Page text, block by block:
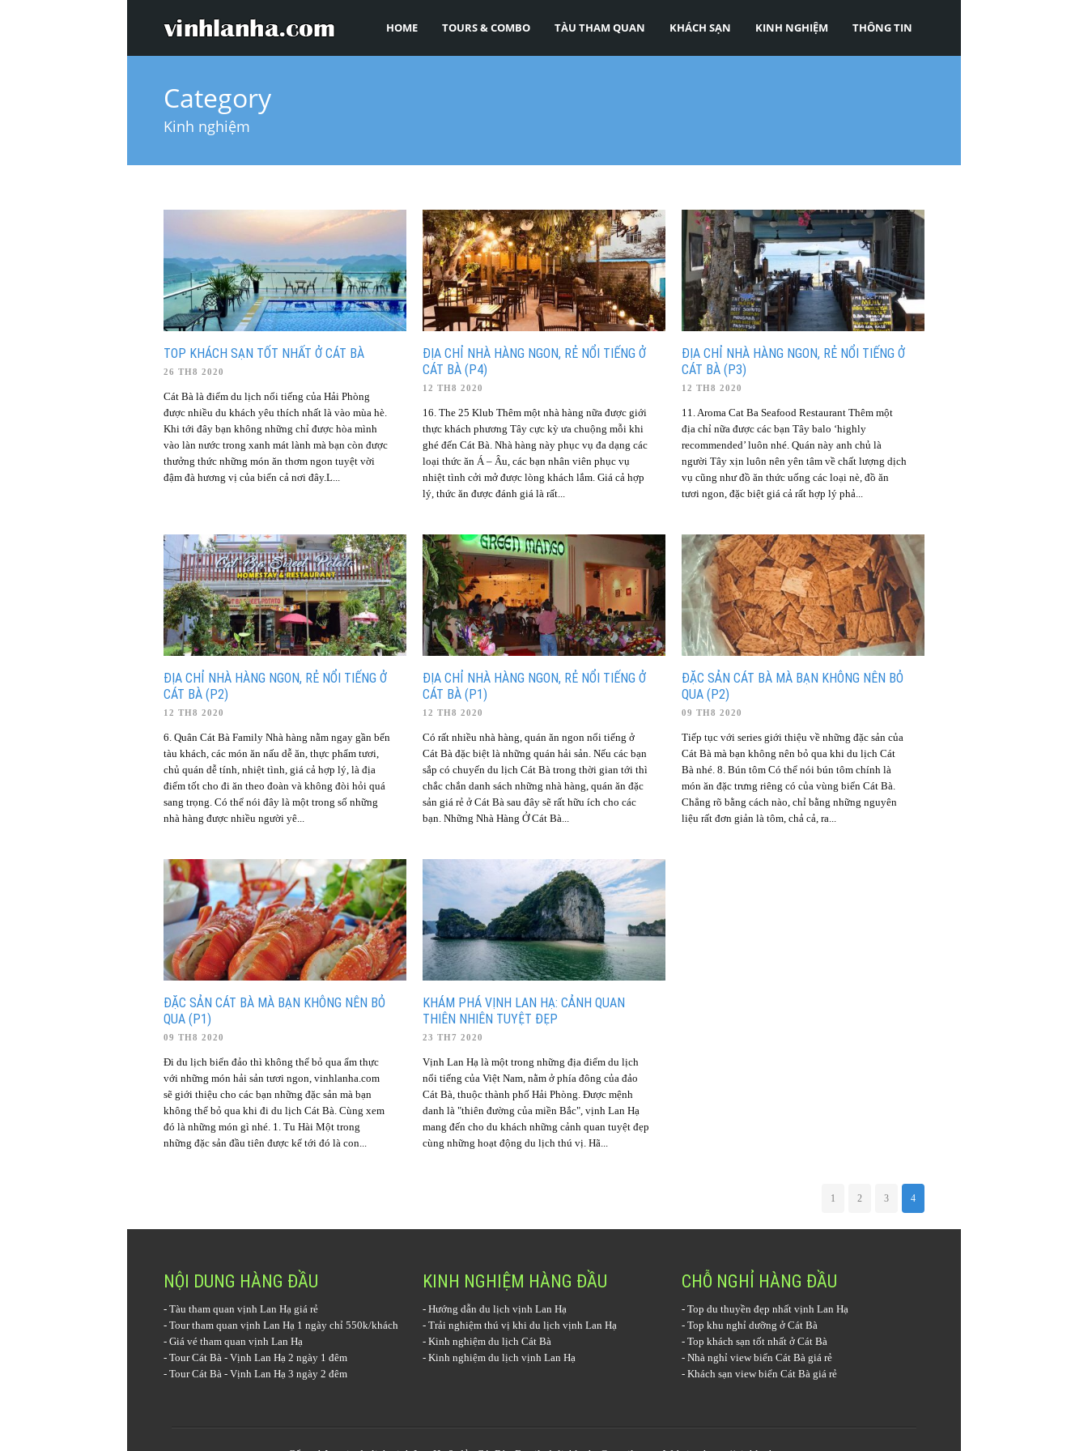
HOME TOURS & COMBO TÀU THAM QUAN KHÁCH SẠN KINH NGHIỆM THÔNG TIN
Category
Kinh nghiệm
TOP KHÁCH SẠN TỐT NHẤT Ở CÁT BÀ
26 TH8 2020
Cát Bà là điểm du lịch nổi tiếng của Hải Phòng
được nhiều du khách yêu thích nhất là vào mùa hè.
Khi tới đây bạn không những chỉ được hòa mình
vào làn nước trong xanh mát lành mà bạn còn được
thưởng thức những món ăn thơm ngon tuyệt vời
đậm đà hương vị của biển cả nơi đây.L...
ĐỊA CHỈ NHÀ HÀNG NGON, RẺ NỔI TIẾNG Ở
CÁT BÀ (P4)
12 TH8 2020
16. The 25 Klub Thêm một nhà hàng nữa được giới
thực khách phương Tây cực kỳ ưa chuộng mỗi khi
ghé đến Cát Bà. Nhà hàng này phục vụ đa dạng các
loại thức ăn Á – Âu, các bạn nhân viên phục vụ
nhiệt tình cởi mở được lòng khách lắm. Giá cả hợp
lý, thức ăn được đánh giá là rất...
ĐỊA CHỈ NHÀ HÀNG NGON, RẺ NỔI TIẾNG Ở
CÁT BÀ (P3)
12 TH8 2020
11. Aroma Cat Ba Seafood Restaurant Thêm một
địa chỉ nữa được các bạn Tây balo ‘highly
recommended’ luôn nhé. Quán này anh chủ là
người Tây xịn luôn nên yên tâm về chất lượng dịch
vụ cũng như đồ ăn thức uống các loại nè, đồ ăn
tươi ngon, đặc biệt giá cả rất hợp lý phả...
ĐỊA CHỈ NHÀ HÀNG NGON, RẺ NỔI TIẾNG Ở
CÁT BÀ (P2)
12 TH8 2020
6. Quân Cát Bà Family Nhà hàng nằm ngay gần bến
tàu khách, các món ăn nấu dễ ăn, thực phẩm tươi,
chủ quán dễ tính, nhiệt tình, giá cả hợp lý, là địa
điểm tốt cho đi ăn theo đoàn và không đòi hỏi quá
sang trọng. Có thể nói đây là một trong số những
nhà hàng được nhiều người yê...
ĐỊA CHỈ NHÀ HÀNG NGON, RẺ NỔI TIẾNG Ở
CÁT BÀ (P1)
12 TH8 2020
Có rất nhiều nhà hàng, quán ăn ngon nổi tiếng ở
Cát Bà đặc biệt là những quán hải sản. Nếu các bạn
sắp có chuyến du lịch Cát Bà trong thời gian tới thì
chắc chắn danh sách những nhà hàng, quán ăn đặc
sản giá rẻ ở Cát Bà sau đây sẽ rất hữu ích cho các
bạn. Những Nhà Hàng Ở Cát Bà...
ĐẶC SẢN CÁT BÀ MÀ BẠN KHÔNG NÊN BỎ
QUA (P2)
09 TH8 2020
Tiếp tục với series giới thiệu về những đặc sản của
Cát Bà mà bạn không nên bỏ qua khi du lịch Cát
Bà nhé. 8. Bún tôm Có thể nói bún tôm chính là
món ăn đặc trưng riêng có của vùng biển Cát Bà.
Chẳng rõ bằng cách nào, chỉ bằng những nguyên
liệu rất đơn giản là tôm, chả cả, ra...
ĐẶC SẢN CÁT BÀ MÀ BẠN KHÔNG NÊN BỎ
QUA (P1)
09 TH8 2020
Đi du lịch biển đảo thì không thể bỏ qua ẩm thực
với những món hải sản tươi ngon, vinhlanha.com
sẽ giới thiệu cho các bạn những đặc sản mà bạn
không thể bỏ qua khi đi du lịch Cát Bà. Cùng xem
đó là những món gì nhé. 1. Tu Hài Một trong
những đặc sản đầu tiên được kể tới đó là con...
KHÁM PHÁ VỊNH LAN HẠ: CẢNH QUAN
THIÊN NHIÊN TUYỆT ĐẸP
23 TH7 2020
Vịnh Lan Hạ là một trong những địa điểm du lịch
nổi tiếng của Việt Nam, nằm ở phía đông của đảo
Cát Bà, thuộc thành phố Hải Phòng. Được mệnh
danh là "thiên đường của miền Bắc", vịnh Lan Hạ
mang đến cho du khách những cảnh quan tuyệt đẹp
cùng những hoạt động du lịch thú vị. Hã...
1 2 3 4
NỘI DUNG HÀNG ĐẦU
- Tàu tham quan vịnh Lan Hạ giá rẻ
- Tour tham quan vịnh Lan Hạ 1 ngày chỉ 550k/khách
- Giá vé tham quan vịnh Lan Hạ
- Tour Cát Bà - Vịnh Lan Hạ 2 ngày 1 đêm
- Tour Cát Bà - Vịnh Lan Hạ 3 ngày 2 đêm
KINH NGHIỆM HÀNG ĐẦU
- Hướng dẫn du lịch vịnh Lan Hạ
- Trải nghiệm thú vị khi du lịch vịnh Lan Hạ
- Kinh nghiệm du lịch Cát Bà
- Kinh nghiệm du lịch vịnh Lan Hạ
CHỖ NGHỈ HÀNG ĐẦU
- Top du thuyền đẹp nhất vịnh Lan Hạ
- Top khu nghỉ dưỡng ở Cát Bà
- Top khách sạn tốt nhất ở Cát Bà
- Nhà nghỉ view biển Cát Bà giá rẻ
- Khách sạn view biển Cát Bà giá rẻ